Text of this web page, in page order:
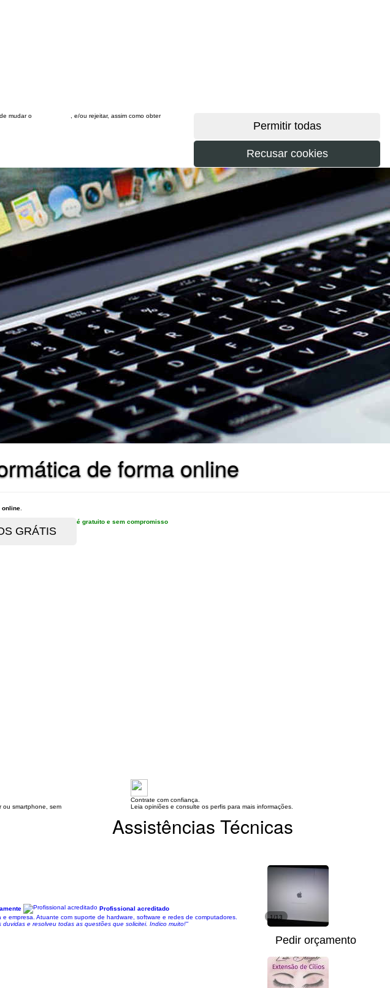
mudar o
, e/ou rejeitar, assim como obter
de forma online
online
é gratuito e sem compromisso
ou smartphone, sem
Contrate com confiança.
Leia opiniões e consulte os perfis para mais informações.
Assistências Técnicas
Profissional acreditado
empresa. Atuante com suporte de hardware, software e redes de computadores.
e resolveu todas as questões que solicitei. Indico muito!"
1/13
Pedir orçamento